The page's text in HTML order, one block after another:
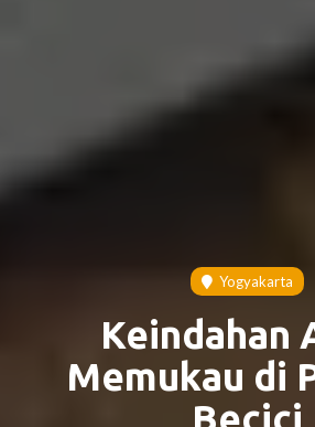
Yogyakarta
Keindahan
Memukau di
Becici